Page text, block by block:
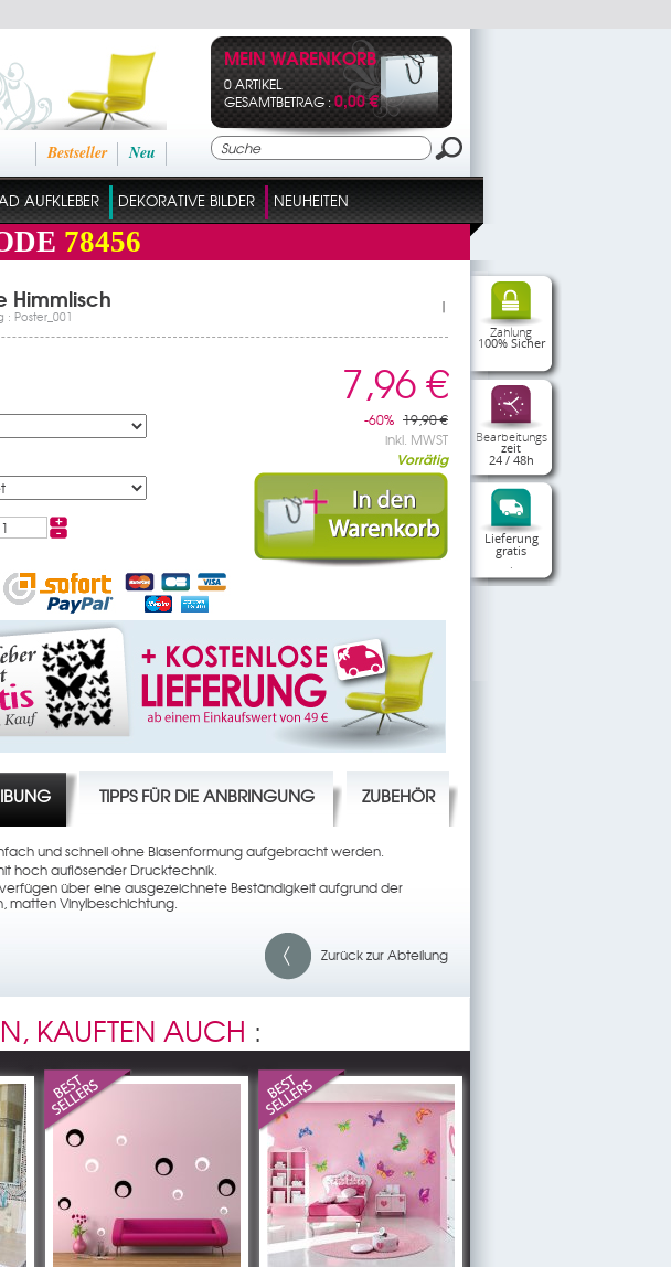
Neu
Bestseller
MEIN WARENKORB
0 ARTIKEL
GESAMTBETRAG :0,00 €
AUFKLEBER DEKORATIVE BILDER NEUHEITEN
78456
Zahlung
100% Sicher
Bearbeitungs
zeit
24 / 48h
Lieferung
gratis
Himmlisch
: Poster_001
|
7,96 €
-60% 19,90 €
inkl. MWST
Vorrätig
TIPPS FÜR DIE ANBRINGUNG ZUBEHÖR
und schnell ohne Blasenformung aufgebracht werden.
hoch auflösender Drucktechnik.
über eine ausgezeichnete Beständigkeit aufgrund der
matten Vinylbeschichtung.
Zurück zur Abteilung
KAUFTEN AUCH :